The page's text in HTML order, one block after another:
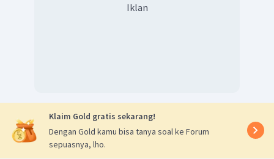
Iklan
Klaim Gold gratis sekarang!
Dengan Gold kamu bisa tanya soal ke Forum
sepuasnya, lho.